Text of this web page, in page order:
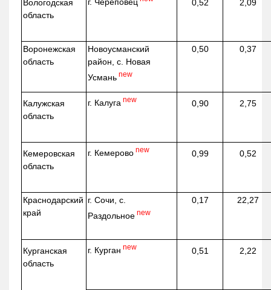
Вологодская
область
г. Череповец 0,52 2,09
Воронежская
область
Новоусманский
район, с. Новая
Усмань new
0,50 0,37
Калужская
область
г. Калуга new 0,90 2,75
Кемеровская
область
г. Кемерово new 0,99 0,52
Краснодарский
край
г. Сочи, с.
Раздольное new
0,17 22,27
Курганская
область
г. Курган new 0,51 2,22